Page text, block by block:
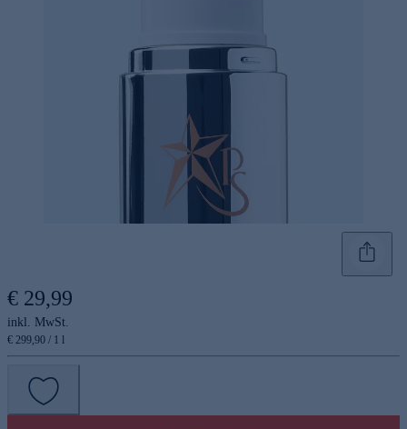
€ 29,99
inkl. MwSt.
€ 299,90 / 1 l